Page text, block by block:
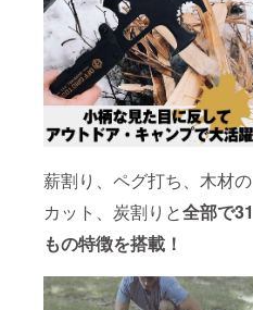
薪割り、ペグ打ち、木材の
カット、炭割りと全部で31
もの特徴を搭載！